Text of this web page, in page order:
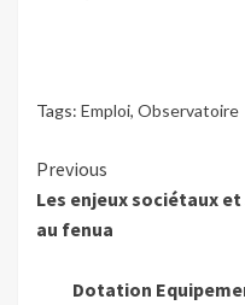
Tags: Emploi, Observatoire
Continue
Reading
Previous
Les enjeux sociétaux
au fenua
Dotation